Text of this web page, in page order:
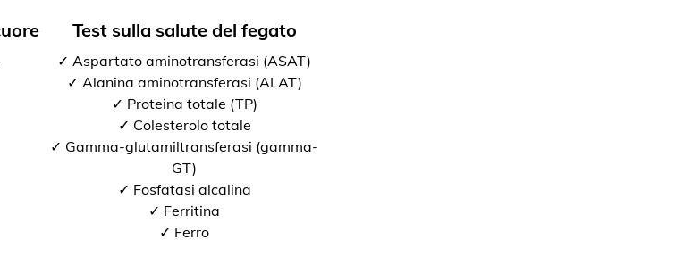
Test sulla salute del fegato
✓ Aspartato aminotransferasi (ASAT)
✓ Alanina aminotransferasi (ALAT)
✓ Proteina totale (TP)
✓ Colesterolo totale
✓ Gamma-glutamiltransferasi (gamma-
GT)
✓ Fosfatasi alcalina
✓ Ferritina
✓ Ferro